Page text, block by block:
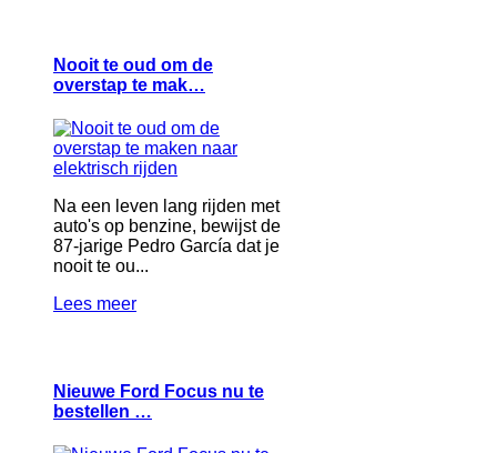
Nooit te oud om de
overstap te mak…
Na een leven lang rijden met
auto's op benzine, bewijst de
87-jarige Pedro García dat je
nooit te ou...
Lees meer
Nieuwe Ford Focus nu te
bestellen …